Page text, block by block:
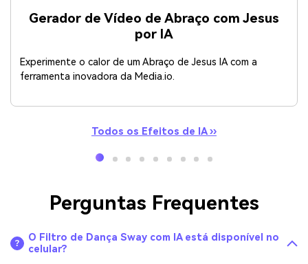
Gerador de Vídeo de Abraço com Jesus
por IA
Experimente o calor de um Abraço de Jesus IA com a
ferramenta inovadora da Media.io.
Todos os Efeitos de IA ››
Perguntas Frequentes
O Filtro de Dança Sway com IA está disponível no
celular?